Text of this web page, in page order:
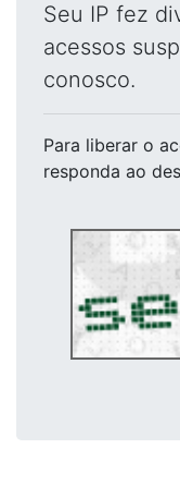
Seu IP fez
acessos
conosco.
Para liberar o
responda ao